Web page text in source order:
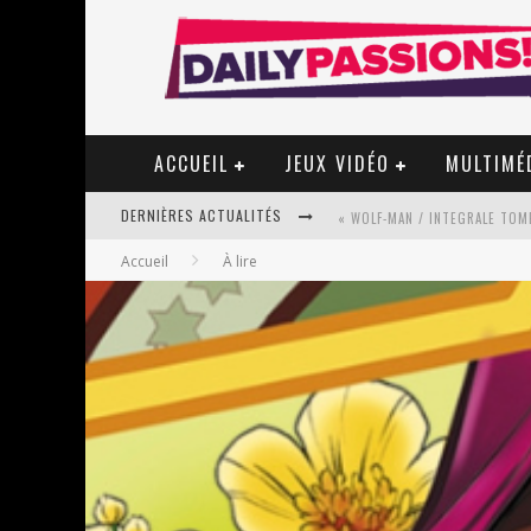
ACCUEIL JEUX VIDÉO
DERNIÈRES ACTUALITÉS « WOLF-MAN / INTEGRALE
« MON VILLAGE RÉVOLTÉ » -
STAR FOX
PSYRIVER 2026 : LA MAGIE
« MOFUSAND / PARLER
Accueil À lire